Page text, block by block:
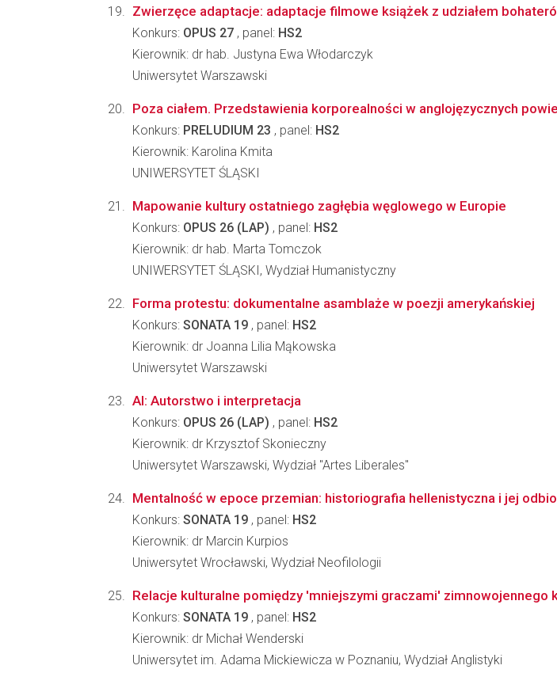
Zwierzęce adaptacje: adaptacje filmowe książek z udziałem
Konkurs: OPUS 27 , panel: HS2
Kierownik: dr hab. Justyna Ewa Włodarczyk
Uniwersytet Warszawski
Poza ciałem. Przedstawienia korporealności w anglojęzycznych
Konkurs: PRELUDIUM 23 , panel: HS2
Kierownik: Karolina Kmita
UNIWERSYTET ŚLĄSKI
Mapowanie kultury ostatniego zagłębia węglowego w Europie
Konkurs: OPUS 26 (LAP) , panel: HS2
Kierownik: dr hab. Marta Tomczok
UNIWERSYTET ŚLĄSKI, Wydział Humanistyczny
Forma protestu: dokumentalne asamblaże w poezji amerykańskiej
Konkurs: SONATA 19 , panel: HS2
Kierownik: dr Joanna Lilia Mąkowska
Uniwersytet Warszawski
AI: Autorstwo i interpretacja
Konkurs: OPUS 26 (LAP) , panel: HS2
Kierownik: dr Krzysztof Skonieczny
Uniwersytet Warszawski, Wydział "Artes Liberales"
Mentalność w epoce przemian: historiografia hellenistyczna i jej
Konkurs: SONATA 19 , panel: HS2
Kierownik: dr Marcin Kurpios
Uniwersytet Wrocławski, Wydział Neofilologii
Relacje kulturalne pomiędzy 'mniejszymi graczami'
Konkurs: SONATA 19 , panel: HS2
Kierownik: dr Michał Wenderski
Uniwersytet im. Adama Mickiewicza w Poznaniu, Wydział Anglistyki